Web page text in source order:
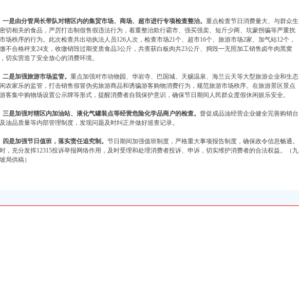
执照学习环境
一是由分管局长带队对辖区内的集贸市场、商场、超市进行专项检查整治。 重点检查节日消费量大、与群众生
切相关的食品，严厉打击制假售假违法行为，着重整治欺行霸市、强买强卖、短斤少两、坑蒙拐骗等严重扰
场秩序的行为。此次检查共出动执法人员126人次，检查市场21个、超市16个、旅游市场2家、加气站12个，
不合格秤支24支，收缴销毁过期变质食品3公斤，共查获白板肉共23公斤、捣毁一无照加工销售卤牛肉黑窝
切实营造了安全放心的消费环境。
是加强旅游市场监管。 重点加强对市动物园、华岩寺、巴国城、天赐温泉、海兰云天等大型旅游企业和生态
农家乐的监管，打击销售假冒伪劣旅游商品和诱骗游客购物消费行为，规范旅游市场秩序。在旅游景区景点
客集中购物场设置公示牌等形式，提醒消费者自我保护意识，确保节日期间人民群众度假休闲娱乐安全。
是加强对辖区内加油站、液化气罐装点等经营危险化学品商户的检查。 督促成品油经营企业健全完善购销台
油品质量等内部管理制度，发现问题及时纠正并做好巡查记录。
四是加强节日值班，落实责任追究制。 节日期间加强值班制度，严格重大事项报告制度，确保政令信息畅通。
，充分发挥12315投诉举报网络作用，及时受理和处理消费者投诉、申诉，切实维护消费者的合法权益。（九
局供稿）